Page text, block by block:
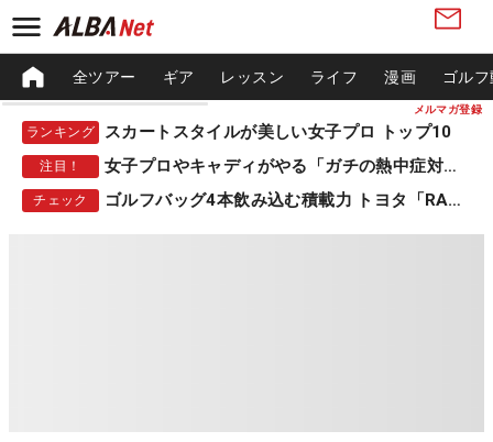
メルマガ登録
全ツアー ギア レッスン ライフ 漫画 ゴル
ランキング スカートスタイルが美しい女子プロ トップ10
注目！ 女子プロやキャディがやる「ガチの熱中症対策」
チェック ゴルフバッグ4本飲み込む積載力 トヨタ「RAV4」